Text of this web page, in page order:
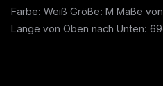
Farbe: Weiß Größe: M Maße
Länge von Oben nach Unten: